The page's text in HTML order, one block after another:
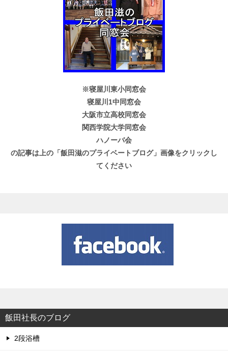
※寝屋川東小同窓会
寝屋川1中同窓会
大阪市立高校同窓会
関西学院大学同窓会
ハノーバ会
の記事は上の「飯田滋のプライベートブログ」画像をクリックし
てください
飯田社長のブログ
2段浴槽